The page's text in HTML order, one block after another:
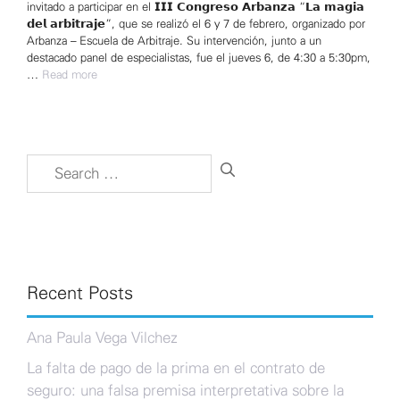
invitado a participar en el 𝗜𝗜𝗜 𝗖𝗼𝗻𝗴𝗿𝗲𝘀𝗼 𝗔𝗿𝗯𝗮𝗻𝘇𝗮 “𝗟𝗮 𝗺𝗮𝗴𝗶𝗮
𝗱𝗲𝗹 𝗮𝗿𝗯𝗶𝘁𝗿𝗮𝗷𝗲”, que se realizó el 6 y 7 de febrero, organizado por
Arbanza – Escuela de Arbitraje. Su intervención, junto a un
destacado panel de especialistas, fue el jueves 6, de 4:30 a 5:30pm,
…
Read more
Search
Recent Posts
Ana Paula Vega Vilchez
La falta de pago de la prima en el contrato de
seguro: una falsa premisa interpretativa sobre la